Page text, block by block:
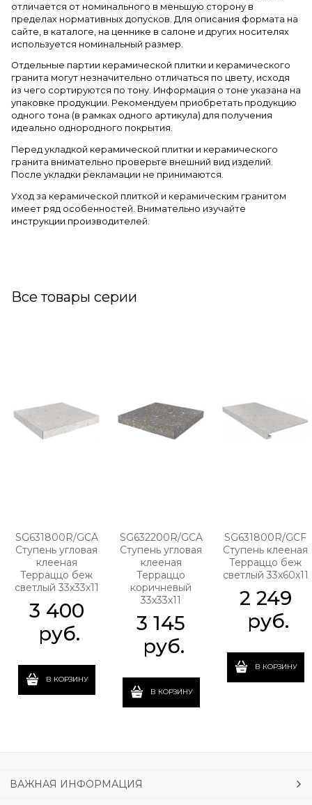
отличается от номинального в меньшую сторону в
пределах нормативных допусков. Для описания формата на
сайте, в каталоге, на ценнике в салоне и других носителях
используется номинальный размер.
Отдельные партии керамической плитки и керамического
гранита могут незначительно отличаться по цвету, исходя
из чего сортируются по тону. Информация о тоне указана на
упаковке продукции. Рекомендуем приобретать продукцию
одного тона (в рамках одного артикула) для получения
идеально однородного покрытия.
Перед укладкой керамической плитки и керамического
гранита внимательно проверьте внешний вид изделий.
После укладки рекламации не принимаются.
Уход за керамической плиткой и керамическим гранитом
имеет ряд особенностей. Внимательно изучайте
инструкции производителей.
Все товары серии
SG631800R/GCA
Ступень угловая
клееная
Терраццо беж
светлый 33х33х11
3 400
руб.
В КОРЗИНУ
SG632200R/GCA
Ступень угловая
клееная
Терраццо
коричневый
33х33х11
3 145
руб.
В КОРЗИНУ
SG631800R/GCF
Ступень клееная
Терраццо беж
светлый 33х60х11
2 249
руб.
В КОРЗИНУ
ВАЖНАЯ ИНФОРМАЦИЯ